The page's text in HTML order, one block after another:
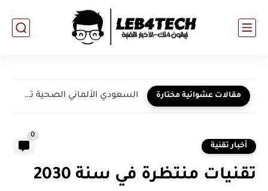
مقالات عشوائية مختارة السعودي الألماني الصحية تستضيف فعالية "يوم المستثمر" في نسختها الثانية
أخبار تقنية
0
تقنيات منتظرة في سنة 2030